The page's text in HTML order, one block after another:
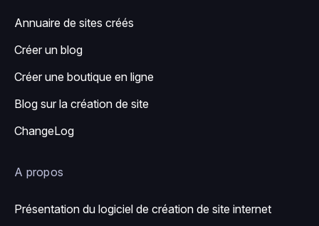
Annuaire de sites créés
Créer un blog
Créer une boutique en ligne
Blog sur la création de site
ChangeLog
A propos
Présentation du logiciel de création de site internet